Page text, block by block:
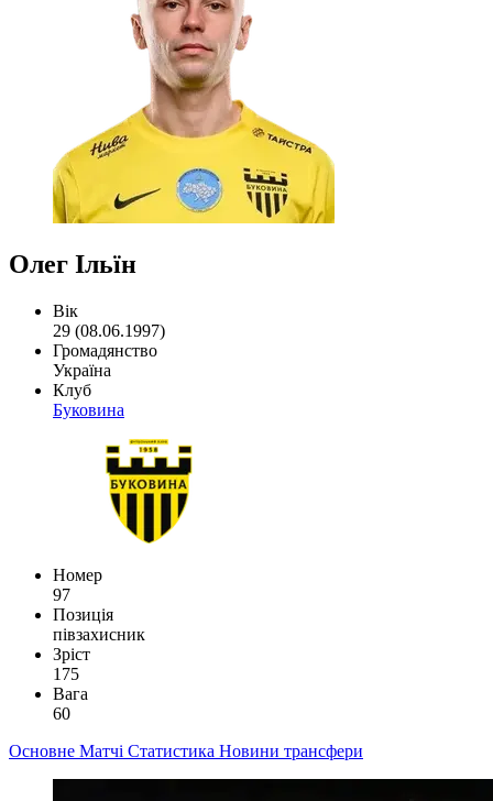
Олег Ільїн
Вік
29 (08.06.1997)
Громадянство
Україна
Клуб
Буковина
Номер
97
Позиція
півзахисник
Зріст
175
Вага
60
Основне Матчі Статистика Новини трансфери